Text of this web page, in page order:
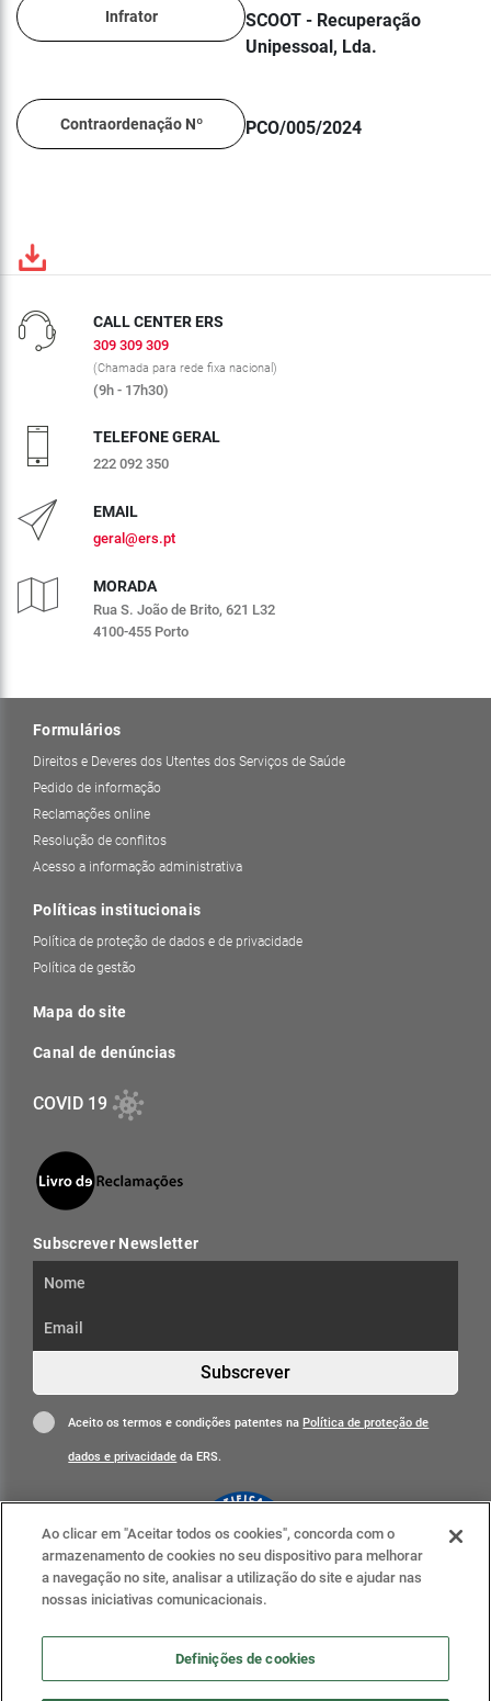
Infrator
SCOOT - Recuperação
Unipessoal, Lda.
Contraordenação Nº PCO/005/2024
CALL CENTER ERS
309 309 309
(Chamada para rede fixa nacional)
(9h - 17h30)
TELEFONE GERAL
222 092 350
EMAIL
geral@ers.pt
MORADA
Rua S. João de Brito, 621 L32
4100-455 Porto
Formulários
Direitos e Deveres dos Utentes dos Serviços de Saúde
Pedido de informação
Reclamações online
Resolução de conflitos
Acesso a informação administrativa
Políticas institucionais
Política de proteção de dados e de privacidade
Política de gestão
Mapa do site
Canal de denúncias
COVID 19
Subscrever Newsletter
Subscrever
Aceito os termos e condições patentes naPolítica de proteção de
dados e privacidade da ERS.
Clique para mais informações
ERS nas redes sociais
Ao clicar em "Aceitar todos os cookies", concorda com o
armazenamento de cookies no seu dispositivo para melhorar
a navegação no site, analisar a utilização do site e ajudar nas
nossas iniciativas comunicacionais.
Definições de cookies